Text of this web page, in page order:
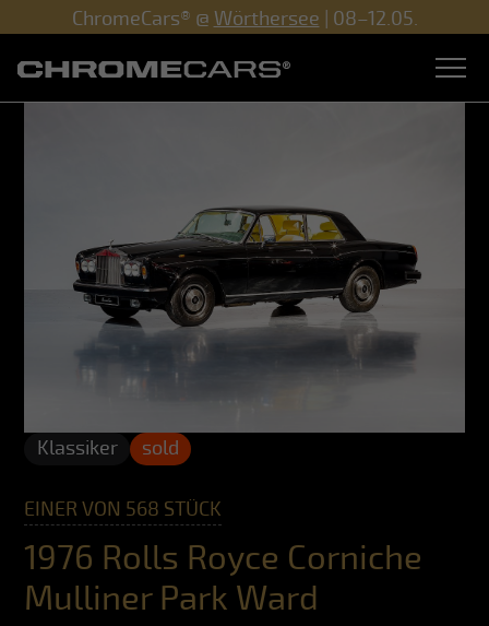
ChromeCars® @ Wörthersee | 08–12.05.
Klassiker sold
EINER VON 568 STÜCK
1976 Rolls Royce Corniche
Mulliner Park Ward